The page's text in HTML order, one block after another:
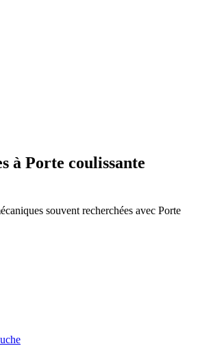
à Porte coulissante
souvent recherchées avec Porte